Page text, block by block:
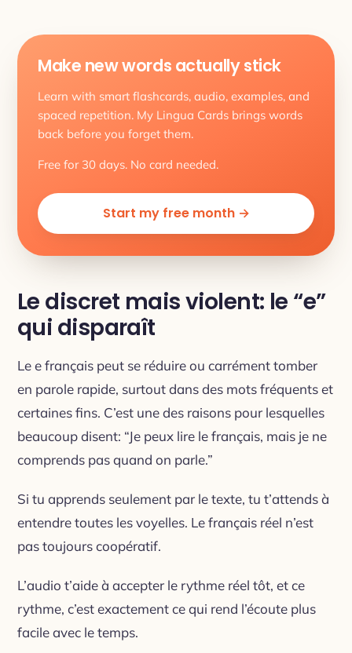
Make new words actually stick
Learn with smart flashcards, audio, examples, and
spaced repetition. My Lingua Cards brings words
back before you forget them.
Free for 30 days. No card needed.
Start my free month →
Le discret mais violent: le “e”
qui disparaît
Le e français peut se réduire ou carrément tomber
en parole rapide, surtout dans des mots fréquents et
certaines fins. C’est une des raisons pour lesquelles
beaucoup disent: “Je peux lire le français, mais je ne
comprends pas quand on parle.”
Si tu apprends seulement par le texte, tu t’attends à
entendre toutes les voyelles. Le français réel n’est
pas toujours coopératif.
L’audio t’aide à accepter le rythme réel tôt, et ce
rythme, c’est exactement ce qui rend l’écoute plus
facile avec le temps.